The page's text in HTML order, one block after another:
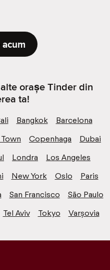
orașe Tinder din
ta!
Bangkok
Barcelona
Copenhaga
Dubai
Londra
Los Angeles
New York Oslo
Paris
San Francisco
São Paulo
Tel Aviv Tokyo Varșovia